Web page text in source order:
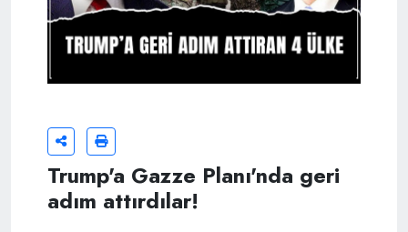
Trump'a Gazze Planı'nda geri
adım attırdılar!